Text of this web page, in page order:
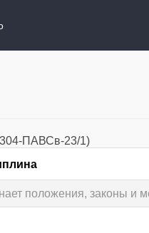
ПАВСв-23/1)
положения, законы и